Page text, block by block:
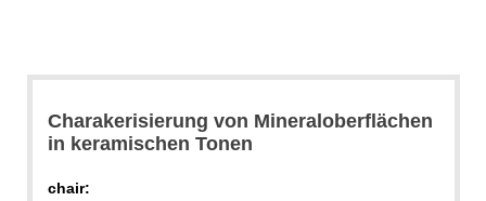
Charakerisierung von Mineraloberflächen
in keramischen Tonen
chair: